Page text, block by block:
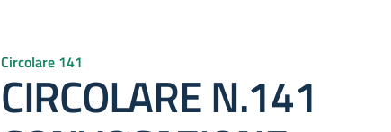
Circolare 141
CIRCOLARE N.141